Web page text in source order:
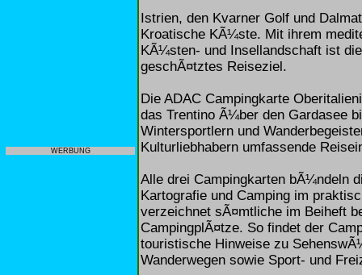
WERBUNG
Istrien, den Kvarner Golf und
Kroatische KÃ¼ste. Mit ihrem
KÃ¼sten- und Insellandschaft ist
geschÃ¤tztes Reiseziel.
Die ADAC Campingkarte
das Trentino Ã¼ber den Gardasee
Wintersportlern und
Kulturliebhabern umfassende
Alle drei Campingkarten bÃ¼ndeln
Kartografie und Camping im
verzeichnet sÃ¤mtliche im Beiheft
CampingplÃ¤tze. So findet der
touristische Hinweise zu
Wanderwegen sowie Sport- und